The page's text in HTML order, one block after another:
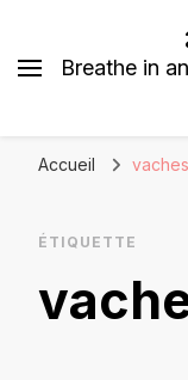
Breathe in
Accueil vaches
ÉTIQUETTE